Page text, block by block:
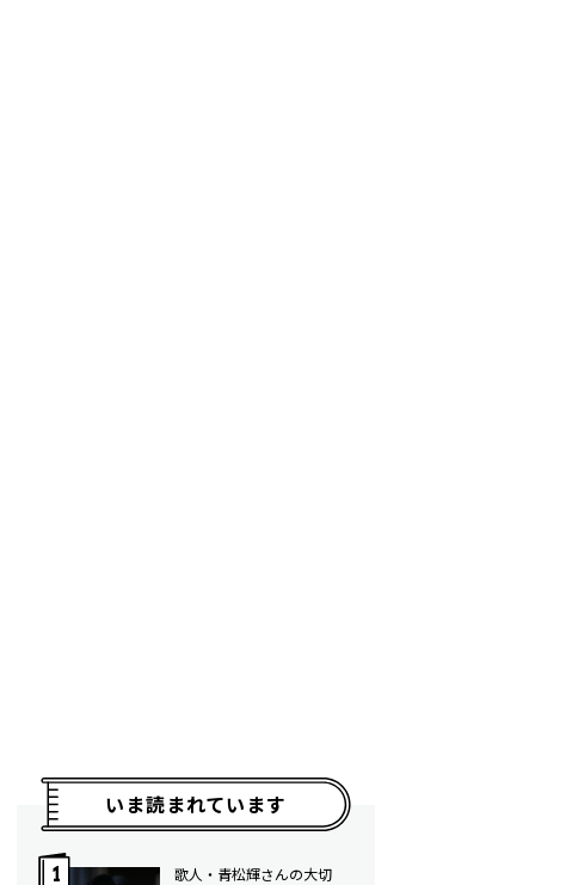
いま読まれています
歌人・青松輝さんの大切